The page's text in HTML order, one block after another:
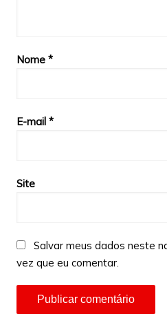
Nome *
E-mail *
Site
Salvar meus dados neste
vez que eu comentar.